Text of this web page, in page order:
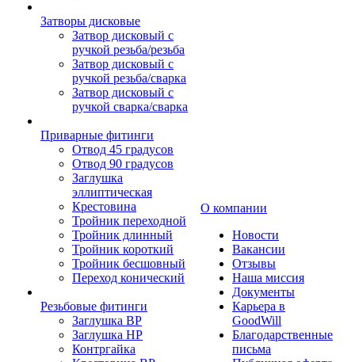
Затворы дисковые
Затвор дисковый с
ручкой резьба/резьба
Затвор дисковый с
ручкой резьба/сварка
Затвор дисковый с
ручкой сварка/сварка
Приварные фитинги
Отвод 45 градусов
Отвод 90 градусов
Заглушка
эллиптическая
Крестовина
Тройник переходной
Тройник длинный
Тройник короткий
Тройник бесшовный
Переход конический
Резьбовые фитинги
Заглушка ВР
Заглушка НР
Контргайка
О компании
Новости
Вакансии
Отзывы
Наша миссия
Документы
Карьера в
GoodWill
Благодарственные
письма